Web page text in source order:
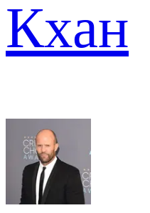
Кхан